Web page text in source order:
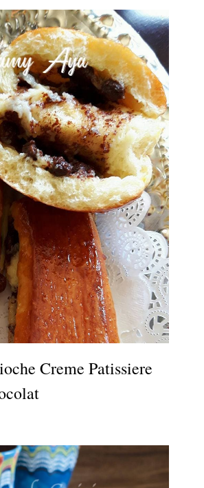
Creme Patissiere